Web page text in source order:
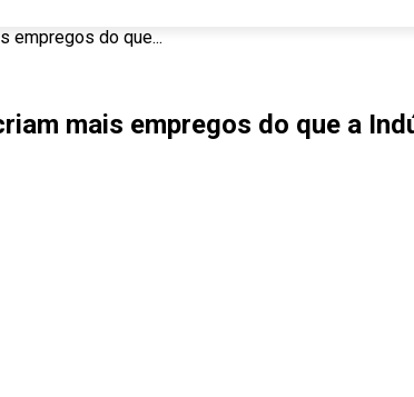
empregos do que...
mais empregos do que a